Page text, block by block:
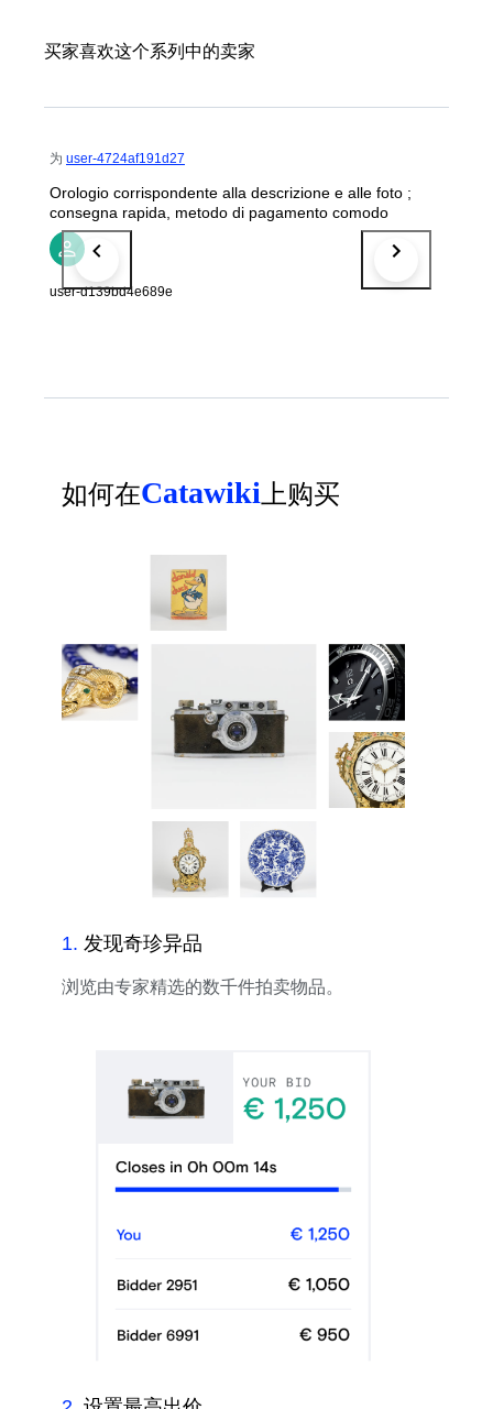
买家喜欢这个系列中的卖家
为 user-4724af191d27
Orologio corrispondente alla descrizione e alle foto ;
consegna rapida, metodo di pagamento comodo
user-d139bd4e689e
如何在Catawiki 上购买
1. 发现奇珍异品
浏览由专家精选的数千件拍卖物品。